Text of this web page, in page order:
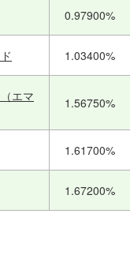
0.97900%
1.03400%
エマ
1.56750%
1.61700%
1.67200%